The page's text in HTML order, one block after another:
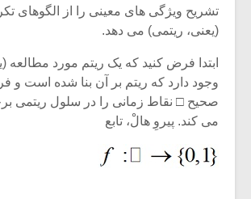
تشریح ویژگی های معینی را از الگوهای
(یعنی، ریتمی) می دهد.
ابتدا فرض کنید که یک ریتم مورد مطالعه
وجود دارد که ریتم بر آن بنا شده است و
صحیح □ نقاط زمانی را در سلول ریتمی
می کند. پیروِ هالْ، تابع